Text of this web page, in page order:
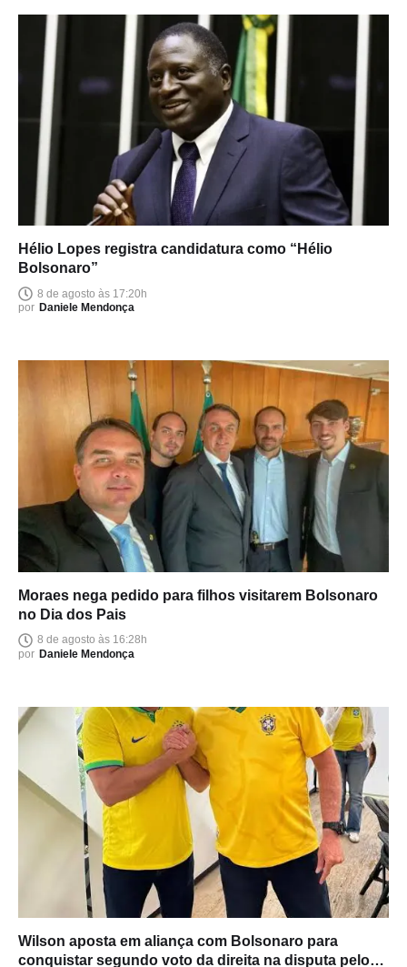
Hélio Lopes registra candidatura como “Hélio
Bolsonaro”
8 de agosto às 17:20h
por Daniele Mendonça
Moraes nega pedido para filhos visitarem Bolsonaro
no Dia dos Pais
8 de agosto às 16:28h
por Daniele Mendonça
Wilson aposta em aliança com Bolsonaro para
conquistar segundo voto da direita na disputa pelo